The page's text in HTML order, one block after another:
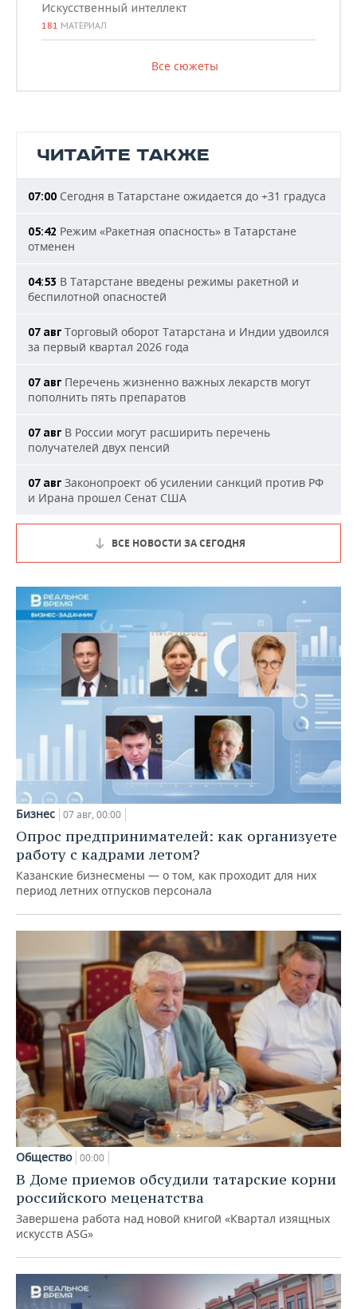
Искусственный интеллект
181 МАТЕРИАЛ
Все сюжеты
ЧИТАЙТЕ ТАКЖЕ
07:00 Сегодня в Татарстане ожидается до +31 градуса
05:42 Режим «Ракетная опасность» в Татарстане
отменен
04:53 В Татарстане введены режимы ракетной и
беспилотной опасностей
07 авг Торговый оборот Татарстана и Индии удвоился
за первый квартал 2026 года
07 авг Перечень жизненно важных лекарств могут
пополнить пять препаратов
07 авг В России могут расширить перечень
получателей двух пенсий
07 авг Законопроект об усилении санкций против РФ
и Ирана прошел Сенат США
ВСЕ НОВОСТИ ЗА СЕГОДНЯ
Бизнес 07 авг, 00:00
Опрос предпринимателей: как организуете
работу с кадрами летом?
Казанские бизнесмены — о том, как проходит для них
период летних отпусков персонала
Общество 00:00
В Доме приемов обсудили татарские корни
российского меценатства
Завершена работа над новой книгой «Квартал изящных
искусств ASG»